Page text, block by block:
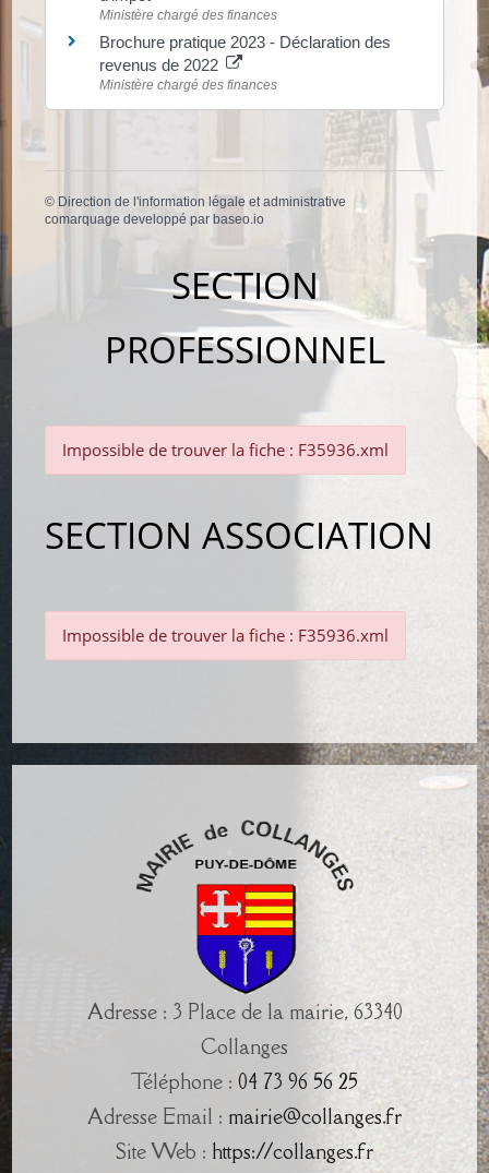
Ministère chargé des finances
Brochure pratique 2023 - Déclaration des
revenus de 2022
Ministère chargé des finances
© Direction de l'information légale et administrative
comarquage developpé par baseo.io
SECTION
PROFESSIONNEL
Impossible de trouver la fiche : F35936.xml
SECTION ASSOCIATION
Impossible de trouver la fiche : F35936.xml
Adresse : 3 Place de la mairie, 63340
Collanges
Téléphone : 04 73 96 56 25
Adresse Email : mairie@collanges.fr
Site Web : https://collanges.fr